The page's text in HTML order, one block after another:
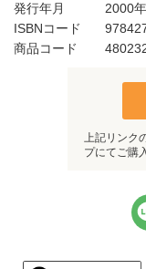
発行年月
2000
ISBNコード
商品コード
上記リンク
プにてご購